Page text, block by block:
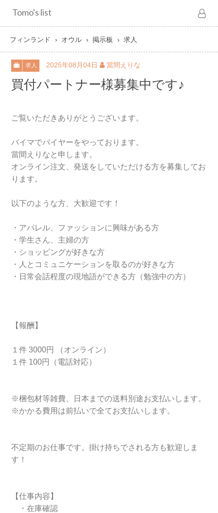
Tomo's list
フィンランド オウル 掲示板 求人
求人 2025年08月04日 當間えりな
買付パートナー様募集中です♪
ご覧いただきありがとうございます。
バイマでバイヤーをやっております。
當間えりなと申します。
オンライン注文、発送をしていただける方を募集してお
ります。
以下のような方、大歓迎です！
・アパレル、ファッションに興味がある方
・学生さん、主婦の方
・ショッピングが好きな方
・人とコミュニケーションを取るのが好きな方
・日常会話程度の現地語ができる方（勉強中の方）
【報酬】
１件 3000円 （オンライン）
１件 100円（電話対応）
※梱包材等雑費、日本までの送料別途お支払いします。
※かかる費用は前払いで全てお支払いします。
不定期のお仕事です。掛け持ちでされる方も歓迎しま
す！
【仕事内容】
・在庫確認